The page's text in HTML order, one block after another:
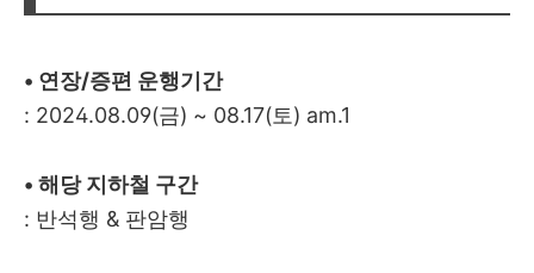
• 연장/증편 운행기간
: 2024.08.09(금) ~ 08.17(토) am.1
• 해당 지하철 구간
: 반석행 & 판암행